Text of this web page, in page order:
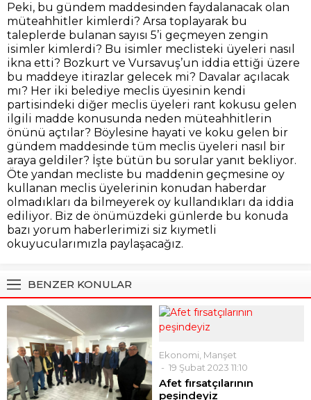
Peki, bu gündem maddesinden faydalanacak olan
müteahhitler kimlerdi? Arsa toplayarak bu
taleplerde bulanan sayısı 5’i geçmeyen zengin
isimler kimlerdi? Bu isimler meclisteki üyeleri nasıl
ikna etti? Bozkurt ve Vursavuş’un iddia ettiği üzere
bu maddeye itirazlar gelecek mi? Davalar açılacak
mı? Her iki belediye meclis üyesinin kendi
partisindeki diğer meclis üyeleri rant kokusu gelen
ilgili madde konusunda neden müteahhitlerin
önünü açtılar? Böylesine hayati ve koku gelen bir
gündem maddesinde tüm meclis üyeleri nasıl bir
araya geldiler? İşte bütün bu sorular yanıt bekliyor.
Öte yandan mecliste bu maddenin geçmesine oy
kullanan meclis üyelerinin konudan haberdar
olmadıkları da bilmeyerek oy kullandıkları da iddia
ediliyor. Biz de önümüzdeki günlerde bu konuda
bazı yorum haberlerimizi siz kıymetli
okuyucularımızla paylaşacağız.
BENZER KONULAR
Ekonomi Manşet
19 Şubat 2023 11:10
Afet fırsatçılarının
peşindeyiz